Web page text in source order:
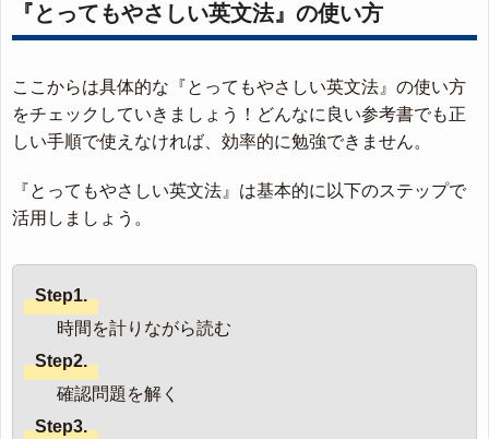
『とってもやさしい英文法』の使い方
ここからは具体的な『とってもやさしい英文法』の使い方
をチェックしていきましょう！どんなに良い参考書でも正
しい手順で使えなければ、効率的に勉強できません。
『とってもやさしい英文法』は基本的に以下のステップで
活用しましょう。
Step1.
時間を計りながら読む
Step2.
確認問題を解く
Step3.